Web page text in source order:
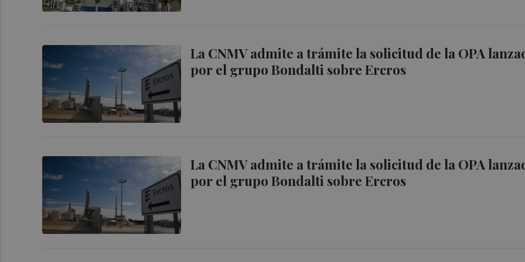
La CNMV admite a trámite la solicitud de la OPA
por el grupo Bondalti sobre Ercros
La CNMV admite a trámite la solicitud de la OPA
por el grupo Bondalti sobre Ercros